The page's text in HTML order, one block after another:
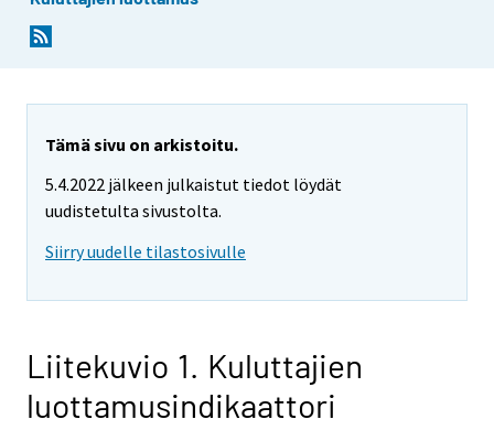
Tämä sivu on arkistoitu.
5.4.2022 jälkeen julkaistut tiedot löydät
uudistetulta sivustolta.
Siirry uudelle tilastosivulle
Liitekuvio 1. Kuluttajien
luottamusindikaattori